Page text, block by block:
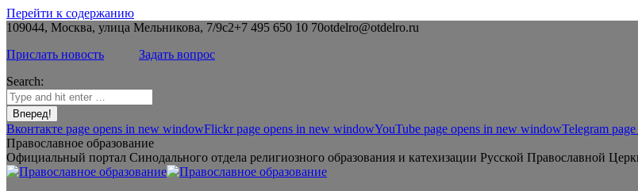
Перейти к содержанию
109044, Москва, улица Мельникова, 7/9с2+7 495 650 10 70otdelro@otdelro.ru
Прислать новость
Задать вопрос
Search:
Вконтакте page opens in new windowFlickr page opens in new windowYouTube page opens in new windowTelegram
Православное образование
Официальный портал Синодального отдела религиозного образования и катехизации Русской Православной